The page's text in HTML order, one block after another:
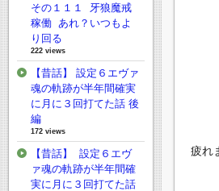
疲れ
その１１１ 牙狼魔戒
稼働 あれ？いつもよ
り回る
222 views
【昔話】 設定６エヴァ
魂の軌跡が半年間確実
に月に３回打てた話 後
編
172 views
【昔話】 設定６エヴ
ァ魂の軌跡が半年間確
実に月に３回打てた話